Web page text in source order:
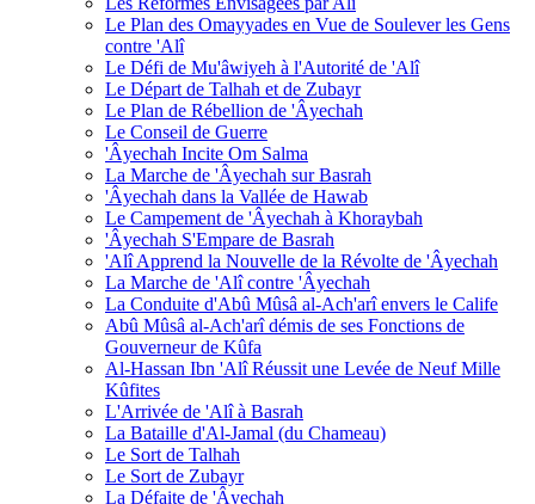
Le Plan des Omayyades en Vue de Soulever les Gens
contre 'Alî
Le Défi de Mu'âwiyeh à l'Autorité de 'Alî
Le Départ de Talhah et de Zubayr
Le Plan de Rébellion de 'Âyechah
Le Conseil de Guerre
'Âyechah Incite Om Salma
La Marche de 'Âyechah sur Basrah
'Âyechah dans la Vallée de Hawab
Le Campement de 'Âyechah à Khoraybah
'Âyechah S'Empare de Basrah
'Alî Apprend la Nouvelle de la Révolte de 'Âyechah
La Marche de 'Alî contre 'Âyechah
La Conduite d'Abû Mûsâ al-Ach'arî envers le Calife
Abû Mûsâ al-Ach'arî démis de ses Fonctions de
Gouverneur de Kûfa
Al-Hassan Ibn 'Alî Réussit une Levée de Neuf Mille
Kûfites
L'Arrivée de 'Alî à Basrah
La Bataille d'Al-Jamal (du Chameau)
Le Sort de Talhah
Le Sort de Zubayr
La Défaite de 'Âyechah